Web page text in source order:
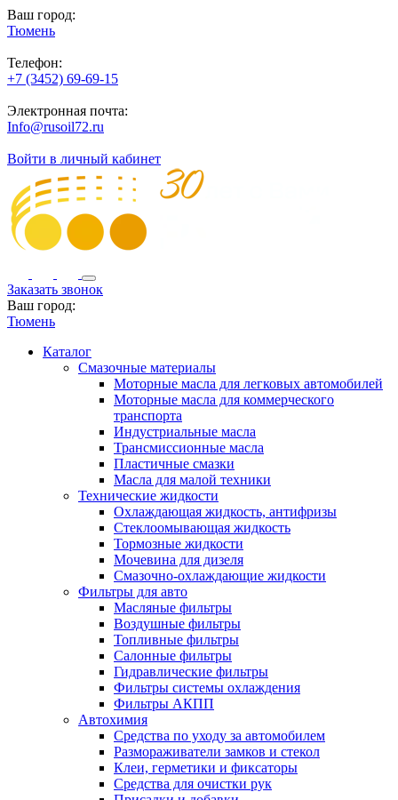
Ваш город:
Тюмень
Телефон:
+7 (3452) 69-69-15
Электронная почта:
Info@rusoil72.ru
Войти в личный кабинет
Заказать звонок
Ваш город:
Тюмень
Каталог
Смазочные материалы
Моторные масла для легковых автомобилей
Моторные масла для коммерческого
транспорта
Индустриальные масла
Трансмиссионные масла
Пластичные смазки
Масла для малой техники
Технические жидкости
Охлаждающая жидкость, антифризы
Стеклоомывающая жидкость
Тормозные жидкости
Мочевина для дизеля
Смазочно-охлаждающие жидкости
Фильтры для авто
Масляные фильтры
Воздушные фильтры
Топливные фильтры
Салонные фильтры
Гидравлические фильтры
Фильтры системы охлаждения
Фильтры АКПП
Автохимия
Средства по уходу за автомобилем
Размораживатели замков и стекол
Клеи, герметики и фиксаторы
Средства для очистки рук